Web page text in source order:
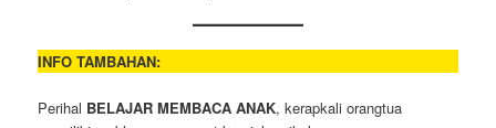
INFO TAMBAHAN:
Perihal BELAJAR MEMBACA ANAK, kerapkali orangtua